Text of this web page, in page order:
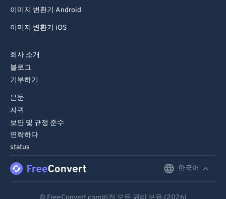
이미지 변환기 Android
이미지 변환기 iOS
회사 소개
블로그
기부하기
은둔
자귀
보안 및 규정 준수
연락하다
status
한국어